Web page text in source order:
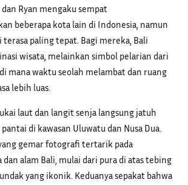
Ryan mengaku sempat
beberapa kota lain di Indonesia, namun
terasa paling tepat. Bagi mereka, Bali
wisata, melainkan simbol pelarian dari
mana waktu seolah melambat dan ruang
lebih luas.
laut dan langit senja langsung jatuh
di kawasan Uluwatu dan Nusa Dua.
gemar fotografi tertarik pada
dan alam Bali, mulai dari pura di atas tebing
yang ikonik. Keduanya sepakat bahwa